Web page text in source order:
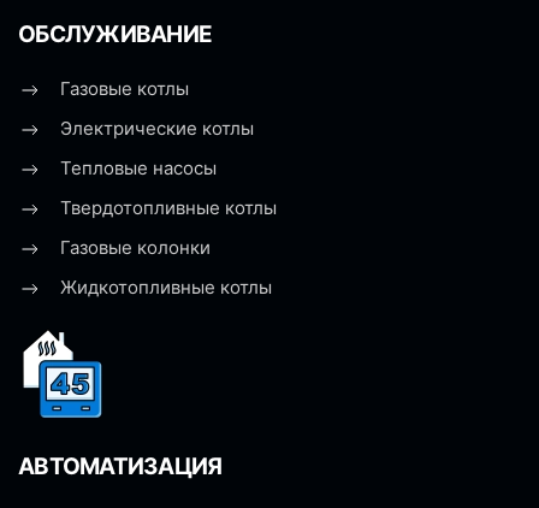
ОБСЛУЖИВАНИЕ
Газовые котлы
Электрические котлы
Тепловые насосы
Твердотопливные котлы
Газовые колонки
Жидкотопливные котлы
АВТОМАТИЗАЦИЯ